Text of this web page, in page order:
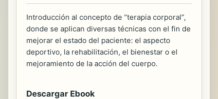
Introducción al concepto de “terapia corporal”,
donde se aplican diversas técnicas con el fin de
mejorar el estado del paciente: el aspecto
deportivo, la rehabilitación, el bienestar o el
mejoramiento de la acción del cuerpo.
Descargar Ebook